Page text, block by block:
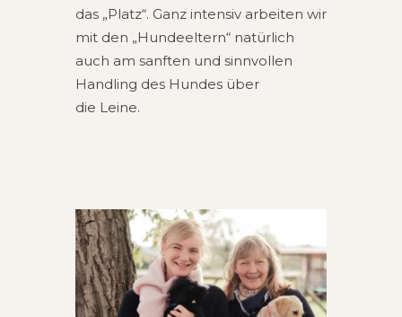
das „Platz“. Ganz inten­siv arbei­ten wir
mit den „Hun­de­el­tern“ natür­lich
auch am sanf­ten und sinn­vol­len
Hand­ling des Hun­des über
die Leine.